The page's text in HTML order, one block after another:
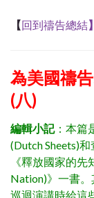
【回到禱告總結】
為美國禱
(八)
編輯小記：本篇
(Dutch Sheets)
《釋放國家的先
Nation)》一書
巡迴演講時給這